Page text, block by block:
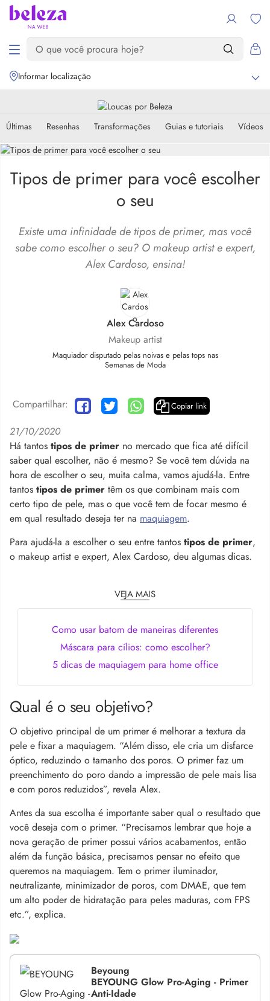
Informar localização
Últimas Resenhas Transformações Guias e tutoriais Vídeos
Tipos de primer para você escolher
o seu
Existe uma infinidade de tipos de primer, mas você
sabe como escolher o seu? O makeup artist e expert,
Alex Cardoso, ensina!
Alex Cardoso
Makeup artist
Maquiador disputado pelas noivas e pelas tops nas
Semanas de Moda
Compartilhar: Copiar link
21/10/2020
Há tantos tipos de primer no mercado que fica até difícil
saber qual escolher, não é mesmo? Se você tem dúvida na
hora de escolher o seu, muita calma, vamos ajudá-la. Entre
tantos tipos de primer têm os que combinam mais com
certo tipo de pele, mas o que você tem de focar mesmo é
em qual resultado deseja ter na maquiagem.
Para ajudá-la a escolher o seu entre tantos tipos de primer,
o makeup artist e expert, Alex Cardoso, deu algumas dicas.
VEJA MAIS
Como usar batom de maneiras diferentes
Máscara para cílios: como escolher?
5 dicas de maquiagem para home office
Qual é o seu objetivo?
O objetivo principal de um primer é melhorar a textura da
pele e fixar a maquiagem. “Além disso, ele cria um disfarce
óptico, reduzindo o tamanho dos poros. O primer faz um
preenchimento do poro dando a impressão de pele mais lisa
e com poros reduzidos”, revela Alex.
Antes da sua escolha é importante saber qual o resultado que
você deseja com o primer. “Precisamos lembrar que hoje a
nova geração de primer possui vários acabamentos, então
além da função básica, precisamos pensar no efeito que
queremos na maquiagem. Tem o primer iluminador,
neutralizante, minimizador de poros, com DMAE, que tem
um alto poder de hidratação para peles maduras, com FPS
etc.”, explica.
Beyoung
BEYOUNG Glow Pro-Aging - Primer
Anti-Idade